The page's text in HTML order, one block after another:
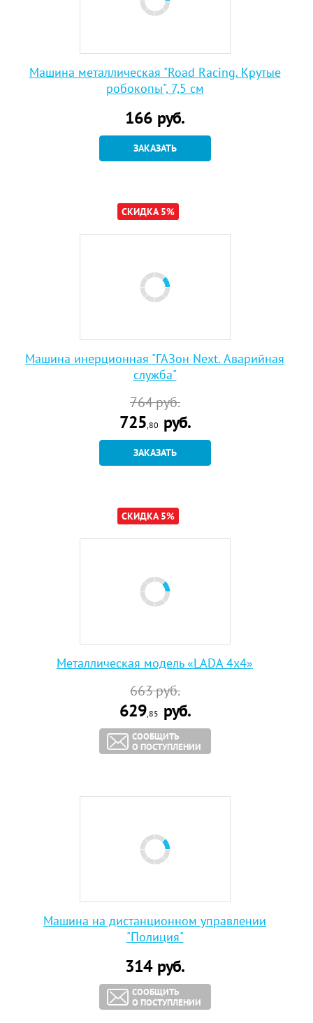
Машина металлическая "Road Racing. Крутые
робокопы", 7,5 см
166 руб.
ЗАКАЗАТЬ
СКИДКА 5%
Машина инерционная "ГАЗон Next. Аварийная
служба"
764руб.
725,80 руб.
ЗАКАЗАТЬ
СКИДКА 5%
Металлическая модель «LADA 4x4»
663руб.
629,85 руб.
СООБЩИТЬ
О ПОСТУПЛЕНИИ
Машина на дистанционном управлении
"Полиция"
314руб.
СООБЩИТЬ
О ПОСТУПЛЕНИИ